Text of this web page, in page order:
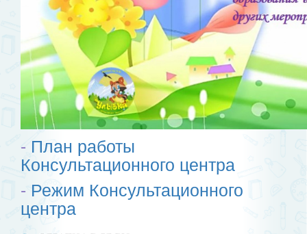
- План работы
Консультационного центра
- Режим Консультационного
центра